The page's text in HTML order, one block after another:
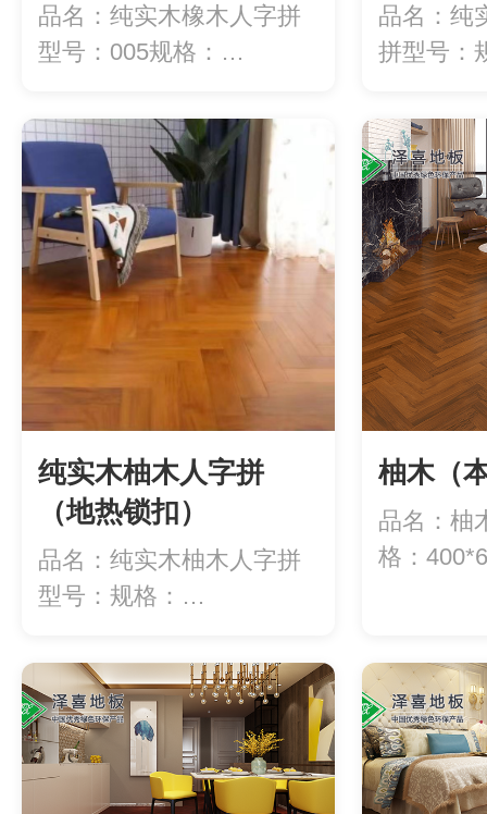
品名：纯实木橡木人字拼
型号：005规格：
品名：纯
拼型号：
纯实木柚木人字拼
（地热锁扣）
品名：纯实木柚木人字拼
型号：规格：
柚木（
品名：柚
格：